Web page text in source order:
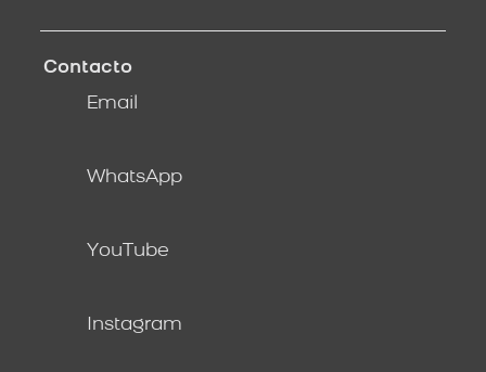
Contacto
Email
WhatsApp
YouTube
Instagram